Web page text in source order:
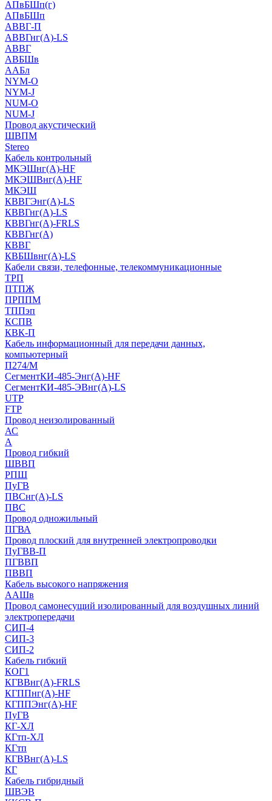
АПвБШп(г)
АПвБШп
АВВГ-П
АВВГнг(А)-LS
АВВГ
АВБШв
ААБл
NYM-O
NYM-J
NUM-О
NUM-J
Провод акустический
ШВПМ
Stereo
Кабель контрольный
МКЭШнг(A)-HF
МКЭШВнг(А)-HF
МКЭШ
КВВГЭнг(А)-LS
КВВГнг(А)-LS
КВВГнг(А)-FRLS
КВВГнг(А)
КВВГ
КВБШвнг(А)-LS
Кабели связи, телефонные, телекоммуникационные
ТРП
ПТПЖ
ПРППМ
ТППэп
КСПВ
КВК-П
Кабель информационный для передачи данных,
компьютерный
П274/М
СегментКИ-485-Энг(А)-HF
СегментКИ-485-ЭВнг(А)-LS
UTP
FTP
Провод неизолированный
АС
А
Провод гибкий
ШВВП
РПШ
ПуГВ
ПВСнг(А)-LS
ПВС
Провод одножильный
ПГВА
Провод плоский для внутренней электропроводки
ПуГВВ-П
ПГВВП
ПВВП
Кабель высокого напряжения
ААШв
Провод самонесущий изолированный для воздушных линий
электропередачи
СИП-4
СИП-3
СИП-2
Кабель гибкий
КОГ1
КГВВнг(А)-FRLS
КГППнг(A)-HF
КГППЭнг(A)-HF
ПуГВ
КГ-ХЛ
КГтп-ХЛ
КГтп
КГВВнг(А)-LS
КГ
Кабель гибридный
ШВЭВ